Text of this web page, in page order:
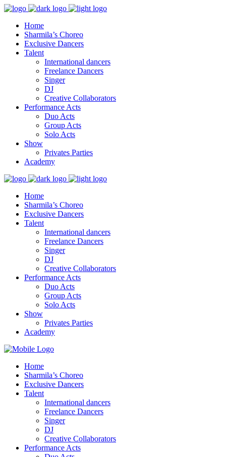
Home
Sharmila’s Choreo
Exclusive Dancers
Talent
International dancers
Freelance Dancers
Singer
DJ
Creative Collaborators
Performance Acts
Duo Acts
Group Acts
Solo Acts
Show
Privates Parties
Academy
Home
Sharmila’s Choreo
Exclusive Dancers
Talent
International dancers
Freelance Dancers
Singer
DJ
Creative Collaborators
Performance Acts
Duo Acts
Group Acts
Solo Acts
Show
Privates Parties
Academy
Home
Sharmila’s Choreo
Exclusive Dancers
Talent
International dancers
Freelance Dancers
Singer
DJ
Creative Collaborators
Performance Acts